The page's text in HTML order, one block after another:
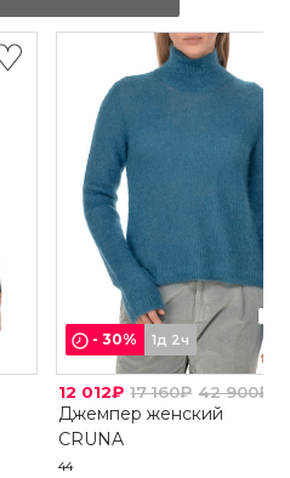
-30% 1д 2ч
12 012₽ 17 160₽ 42 900₽
Джемпер женский
CRUNA
44